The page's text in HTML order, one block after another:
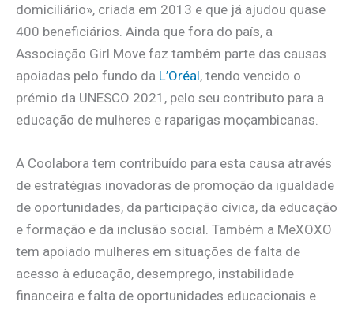
domiciliário», criada em 2013 e que já ajudou quase
400 beneficiários. Ainda que fora do país, a
Associação Girl Move faz também parte das causas
apoiadas pelo fundo da L’Oréal, tendo vencido o
prémio da UNESCO 2021, pelo seu contributo para a
educação de mulheres e raparigas moçambicanas.
A Coolabora tem contribuído para esta causa através
de estratégias inovadoras de promoção da igualdade
de oportunidades, da participação cívica, da educação
e formação e da inclusão social. Também a MeXOXO
tem apoiado mulheres em situações de falta de
acesso à educação, desemprego, instabilidade
financeira e falta de oportunidades educacionais e